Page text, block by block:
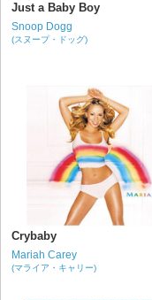
Just a Baby Boy
Snoop Dogg
(スヌープ・ドッグ)
Crybaby
Mariah Carey
(マライア・キャリー)